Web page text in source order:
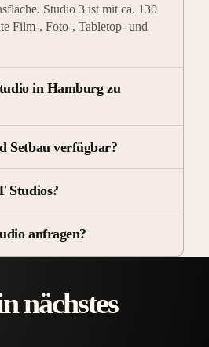
Studio 3 ist mit ca. 130
Film-, Foto-, Tabletop- und
in Hamburg zu
Setbau verfügbar?
Studios?
anfragen?
nächstes